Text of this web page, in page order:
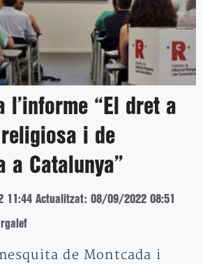
l’informe “El dret a
i de
a Catalunya”
11:44 Actualitzat: 08/09/2022 08:51
de Montcada i